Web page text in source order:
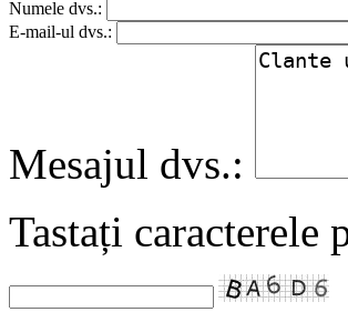
Numele dvs.:
E-mail-ul dvs.:
Mesajul dvs.:
Tastați caracterele